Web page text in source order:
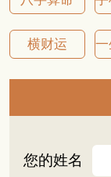
横财运
您的姓名